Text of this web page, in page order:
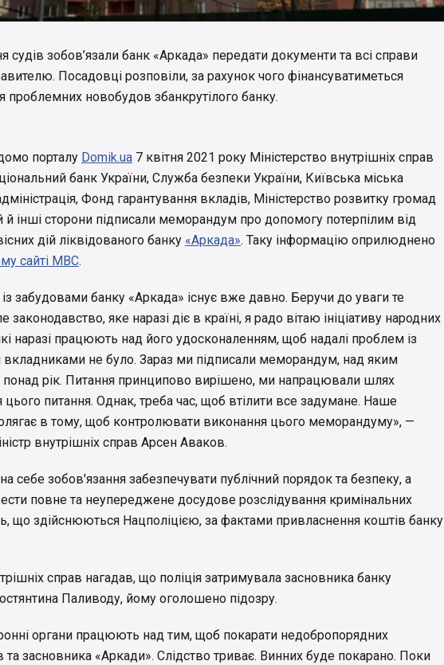
судів зобов’язали банк «Аркада» передати документи та всі справи
Посадовці розповіли, за рахунок чого фінансуватиметься
проблемних новобудов збанкрутілого банку.
порталу Domik.ua 7 квітня 2021 року Міністерство внутрішніх справ
банк України, Служба безпеки України, Київська міська
Фонд гарантування вкладів, Міністерство розвитку громад
й інші сторони підписали меморандум про допомогу потерпілим від
дій ліквідованого банку «Аркада». Таку інформацію оприлюднено
сайті МВС.
забудовами банку «Аркада» існує вже давно. Беручи до уваги те
законодавство, яке наразі діє в країні, я радо вітаю ініціативу народних
наразі працюють над його удосконаленням, щоб надалі проблем із
не було. Зараз ми підписали меморандум, над яким
рік. Питання принципово вирішено, ми напрацювали шлях
цього питання. Однак, треба час, щоб втілити все задумане. Наше
в тому, щоб контролювати виконання цього меморандуму», —
внутрішніх справ Арсен Аваков.
себе зобов'язання забезпечувати публічний порядок та безпеку, а
повне та неупереджене досудове розслідування кримінальних
що здійснюються Нацполіцією, за фактами привласнення коштів банку
справ нагадав, що поліція затримувала засновника банку
Паливоду, йому оголошено підозру.
органи працюють над тим, щоб покарати недобропорядних
та засновника «Аркади». Слідство триває. Винних буде покарано. Поки